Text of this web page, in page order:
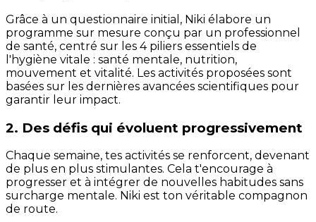
Grâce à un questionnaire initial, Niki élabore un
programme sur mesure conçu par un professionnel
de santé, centré sur les 4 piliers essentiels de
l'hygiène vitale : santé mentale, nutrition,
mouvement et vitalité. Les activités proposées sont
basées sur les dernières avancées scientifiques pour
garantir leur impact.
2. Des défis qui évoluent progressivement
Chaque semaine, tes activités se renforcent, devenant
de plus en plus stimulantes. Cela t'encourage à
progresser et à intégrer de nouvelles habitudes sans
surcharge mentale. Niki est ton véritable compagnon
de route.